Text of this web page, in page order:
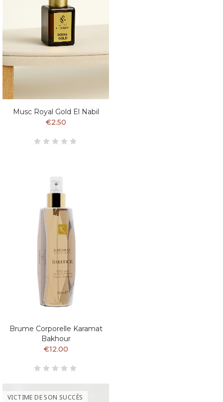
Musc Royal Gold El Nabil
€2.50
Brume Corporelle Karamat
Bakhour
€12.00
VICTIME DE SON SUCCÈS